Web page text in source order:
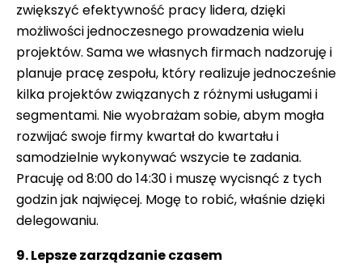
zwiększyć efektywność pracy lidera, dzięki
możliwości jednoczesnego prowadzenia wielu
projektów. Sama we własnych firmach nadzoruję i
planuje pracę zespołu, który realizuje jednocześnie
kilka projektów związanych z różnymi usługami i
segmentami. Nie wyobrażam sobie, abym mogła
rozwijać swoje firmy kwartał do kwartału i
samodzielnie wykonywać wszycie te zadania.
Pracuję od 8:00 do 14:30 i muszę wycisnąć z tych
godzin jak najwięcej. Mogę to robić, właśnie dzięki
delegowaniu.
9.Lepsze zarządzanie czasem